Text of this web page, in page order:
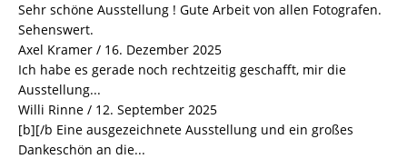
Sehr schöne Ausstellung ! Gute Arbeit von allen Fotografen.
Sehenswert.
Axel Kramer / 16. Dezember 2025
Ich habe es gerade noch rechtzeitig geschafft, mir die
Ausstellung...
Willi Rinne / 12. September 2025
[b][/b Eine ausgezeichnete Ausstellung und ein großes
Dankeschön an die...